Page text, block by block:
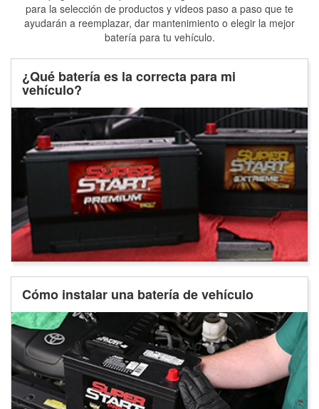
para la selección de productos y videos paso a paso que te
ayudarán a reemplazar, dar mantenimiento o elegir la mejor
batería para tu vehículo.
¿Qué batería es la correcta para mi
vehículo?
Cómo instalar una batería de vehículo